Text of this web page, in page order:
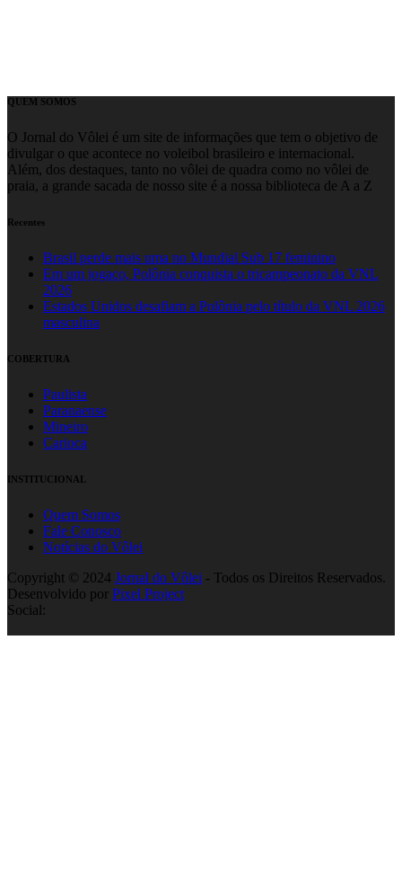
QUEM SOMOS
O Jornal do Vôlei é um site de informações que tem o objetivo de
divulgar o que acontece no voleibol brasileiro e internacional.
Além, dos destaques, tanto no vôlei de quadra como no vôlei de
praia, a grande sacada de nosso site é a nossa biblioteca de A a Z
Recentes
Brasil perde mais uma no Mundial Sub 17 feminino
Em um jogaço, Polônia conquista o tricampeonato da VNL
2026
Estados Unidos desafiam a Polônia pelo título da VNL 2026
masculina
COBERTURA
Paulista
Paranaense
Mineiro
Carioca
INSTITUCIONAL
Quem Somos
Fale Conosco
Notícias do Vôlei
Copyright © 2024 Jornal do Vôlei - Todos os Direitos Reservados.
Desenvolvido por Pixel Project
Social: